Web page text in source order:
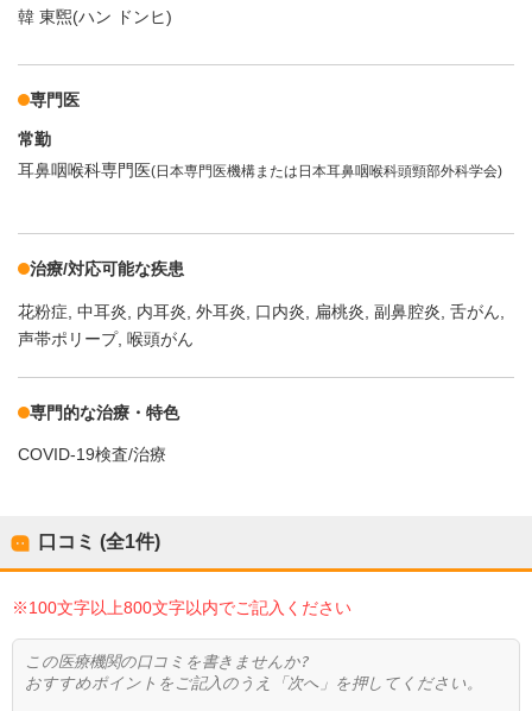
韓 東煕(ハン ドンヒ)
専門医
常勤
耳鼻咽喉科専門医(日本専門医機構または日本耳鼻咽喉科頭頸部外科学会)
治療/対応可能な疾患
花粉症 中耳炎 内耳炎 外耳炎 口内炎 扁桃炎 副鼻腔炎 舌がん
声帯ポリープ 喉頭がん
専門的な治療・特色
COVID-19検査/治療
口コミ (全1件)
※100文字以上800文字以内でご記入ください